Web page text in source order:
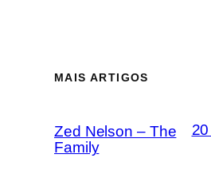
MAIS ARTIGOS
Zed Nelson – The
Family